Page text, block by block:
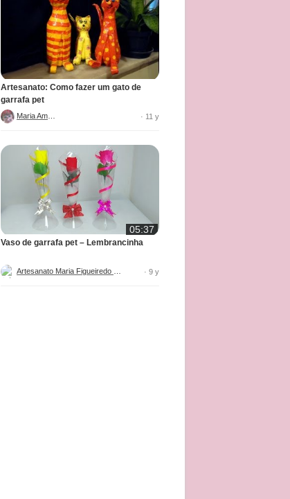
Artesanato: Como fazer um gato de
garrafa pet
· 11 y
05:37
Vaso de garrafa pet – Lembrancinha
· 9 y